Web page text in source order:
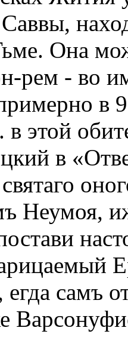
Саввы,
Она
рем - во
в
в этой
в
Неумоя,
егда самъ